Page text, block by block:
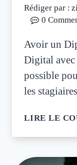
Rédiger par :
0
Avoir un
Digital avec
possible
les
LIRE LE